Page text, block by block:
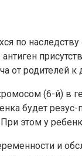
наследству
от родителей
(6-й) в
будет
этом у
и